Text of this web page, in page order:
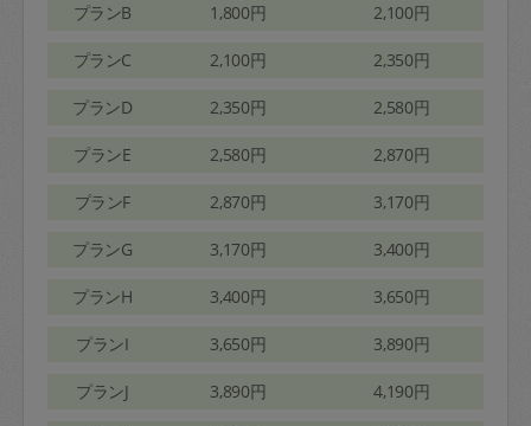
プランB 1,800円 2,100円
プランC 2,100円 2,350円
プランD 2,350円 2,580円
プランE 2,580円 2,870円
プランF 2,870円 3,170円
プランG 3,170円 3,400円
プランH 3,400円 3,650円
プランI 3,650円 3,890円
プランJ 3,890円 4,190円